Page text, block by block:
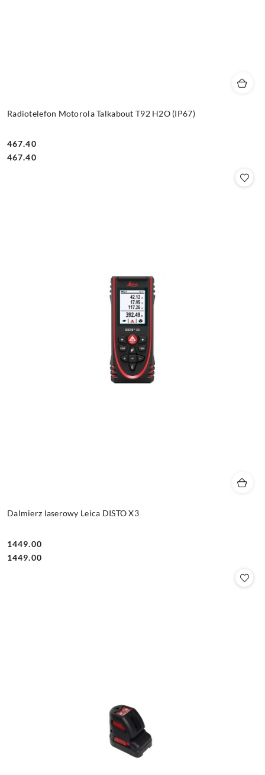
Radiotelefon Motorola Talkabout T92 H2O (IP67)
Cena:
467.40
Cena:
467.40
Dalmierz laserowy Leica DISTO X3
Cena:
1449.00
Cena:
1449.00